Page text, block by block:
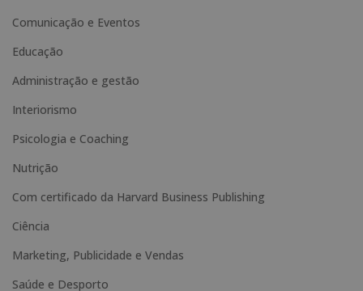
e
r
n
i
v
e
Comunicação e Eventos
Educação
Administração e gestão
Interiorismo
Psicologia e Coaching
Nutrição
Com certificado da Harvard Business Publishing
Ciência
Marketing, Publicidade e Vendas
Saúde e Desporto